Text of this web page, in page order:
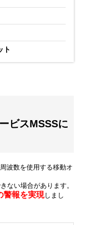
ト
ビスMSSSに
波数を使用する移動オ
ない場合があります。
警報を実現しまし